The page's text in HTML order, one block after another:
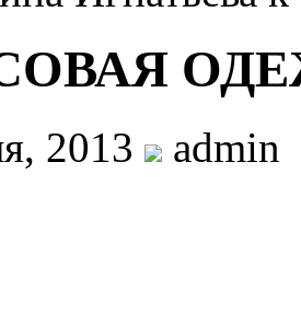
2013 admin